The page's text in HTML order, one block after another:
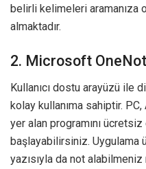
belirli kelimeleri aramanıza
almaktadır.
2. Microsoft
Kullanıcı dostu arayüzü ile
kolay kullanıma sahiptir.
yer alan programını
başlayabilirsiniz. Uygulama
yazısıyla da not alabilmeniz